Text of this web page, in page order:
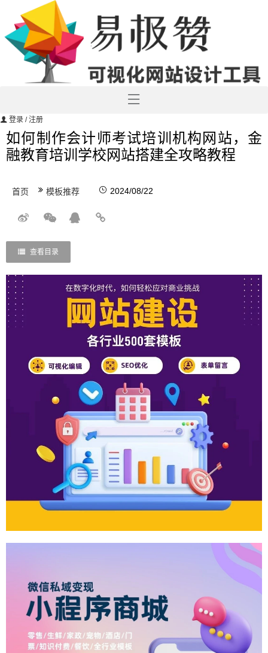
登录 / 注册
如何制作会计师考试培训机构网站，金
融教育培训学校网站搭建全攻略教程
首页 模板推荐 2024/08/22
查看目录